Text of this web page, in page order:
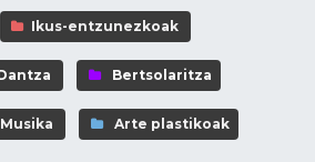
Ikus-entzunezkoak
Bertsolaritza
Musika Arte plastikoak